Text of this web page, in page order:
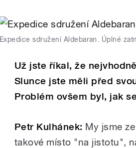
Expedice sdružení Aldebaran. Úplné
Už jste říkal, že
Slunce jste měli před
Problém ovšem byl, jak
Petr Kulhánek: My jsme
takové místo "na jistotu",